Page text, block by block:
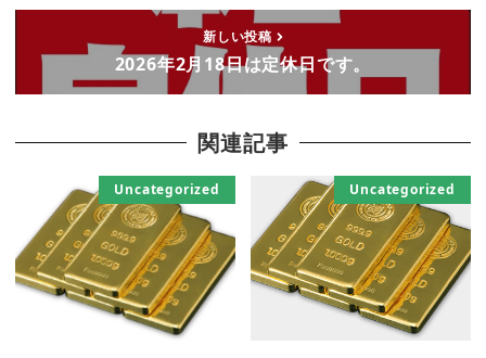
新しい投稿
2026年2月18日は定休日です。
関連記事
Uncategorized Uncategorized